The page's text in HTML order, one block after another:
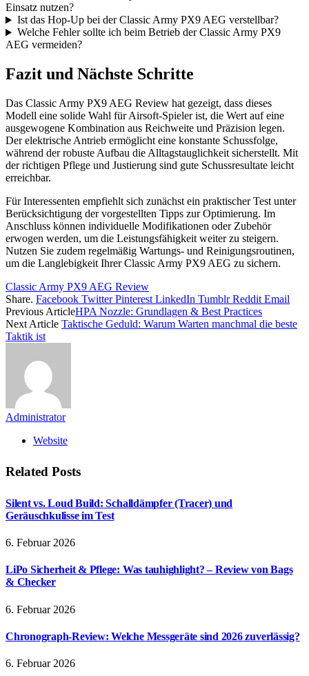
Einsatz nutzen?
Ist das Hop-Up bei der Classic Army PX9 AEG verstellbar?
Welche Fehler sollte ich beim Betrieb der Classic Army PX9
AEG vermeiden?
Fazit und Nächste Schritte
Das Classic Army PX9 AEG Review hat gezeigt, dass dieses
Modell eine solide Wahl für Airsoft-Spieler ist, die Wert auf eine
ausgewogene Kombination aus Reichweite und Präzision legen.
Der elektrische Antrieb ermöglicht eine konstante Schussfolge,
während der robuste Aufbau die Alltagstauglichkeit sicherstellt. Mit
der richtigen Pflege und Justierung sind gute Schussresultate leicht
erreichbar.
Für Interessenten empfiehlt sich zunächst ein praktischer Test unter
Berücksichtigung der vorgestellten Tipps zur Optimierung. Im
Anschluss können individuelle Modifikationen oder Zubehör
erwogen werden, um die Leistungsfähigkeit weiter zu steigern.
Nutzen Sie zudem regelmäßig Wartungs- und Reinigungsroutinen,
um die Langlebigkeit Ihrer Classic Army PX9 AEG zu sichern.
Classic Army PX9 AEG Review
Share. Facebook Twitter Pinterest LinkedIn Tumblr Reddit Email
Previous ArticleHPA Nozzle: Grundlagen & Best Practices
Next Article Taktische Geduld: Warum Warten manchmal die beste
Taktik ist
Administrator
Website
Related Posts
Silent vs. Loud Build: Schalldämpfer (Tracer) und
Geräuschkulisse im Test
6. Februar 2026
LiPo Sicherheit & Pflege: Was tauhighlight? – Review von Bags
& Checker
6. Februar 2026
Chronograph-Review: Welche Messgeräte sind 2026 zuverlässig?
6. Februar 2026